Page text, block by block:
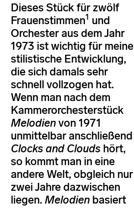
Dieses Stück für zwölf
Frauenstimmen1 und
Orchester aus dem Jahr
1973 ist wichtig für meine
stilistische Entwicklung,
die sich damals sehr
schnell vollzogen hat.
Wenn man nach dem
Kammerorchesterstück
Melodienvon 1971
unmittelbar anschließend
Clocks and Clouds hört,
so kommt man in eine
andere Welt, obgleich nur
zwei Jahre dazwischen
liegen. Melodien basiert